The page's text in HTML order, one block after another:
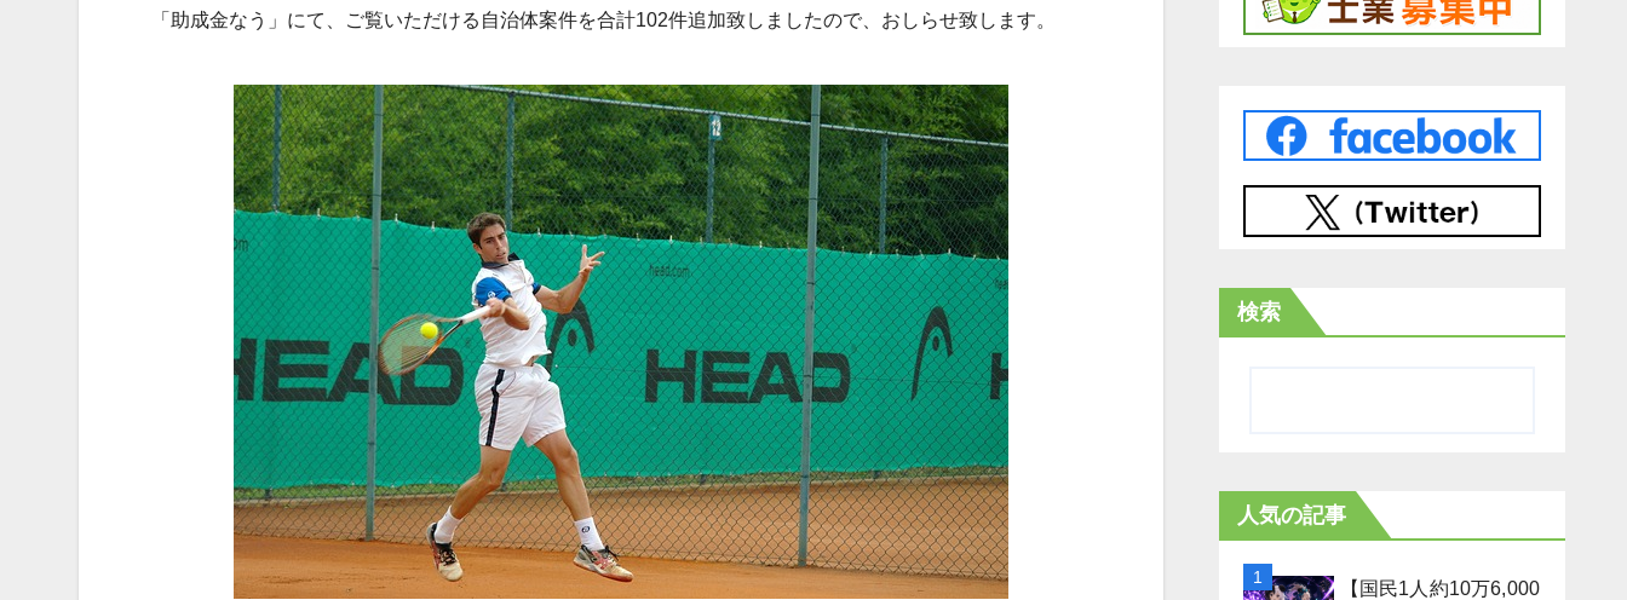
「助成金なう」にて、ご覧いただける自治体案件を合計102件追加致しましたので、おしらせ致します。
検索
人気の記事
【国民1人約10万6,000